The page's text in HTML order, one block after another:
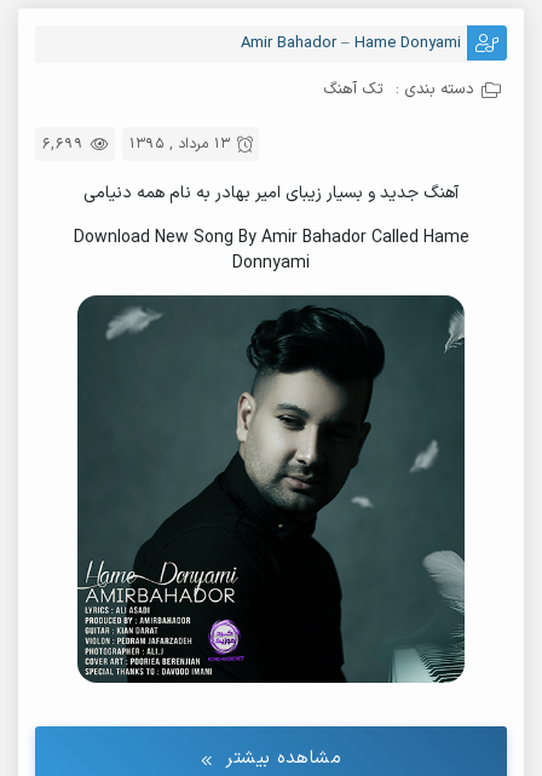
Amir Bahador – Hame Donyami
دسته بندی : تک آهنگ
6,699 13 مرداد , 1395
آهنگ جدید و بسیار زیبای امیر بهادر به نام همه دنیامی
Download New Song By Amir Bahador Called Hame
Donnyami
مشاهده بیشتر